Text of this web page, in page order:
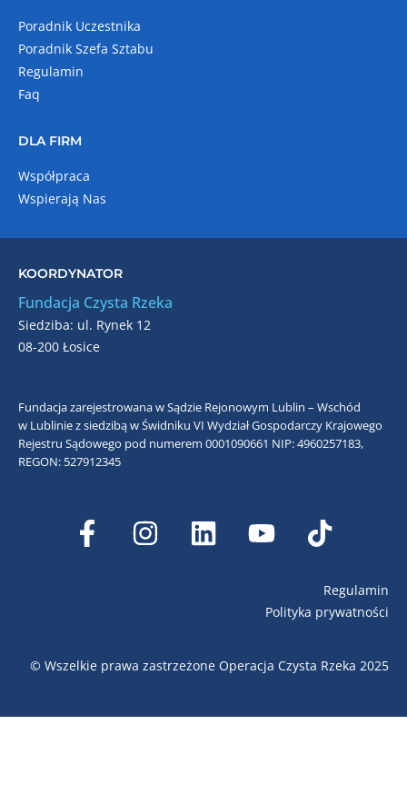
Poradnik Uczestnika
Poradnik Szefa Sztabu
Regulamin
Faq
DLA FIRM
Współpraca
Wspierają Nas
KOORDYNATOR
Fundacja Czysta Rzeka
Siedziba: ul. Rynek 12
08-200 Łosice
Fundacja zarejestrowana w Sądzie Rejonowym Lublin – Wschód
w Lublinie z siedzibą w Świdniku VI Wydział Gospodarczy Krajowego
Rejestru Sądowego pod numerem 0001090661 NIP: 4960257183,
REGON: 527912345
Regulamin
Polityka prywatności
© Wszelkie prawa zastrzeżone Operacja Czysta Rzeka 2025